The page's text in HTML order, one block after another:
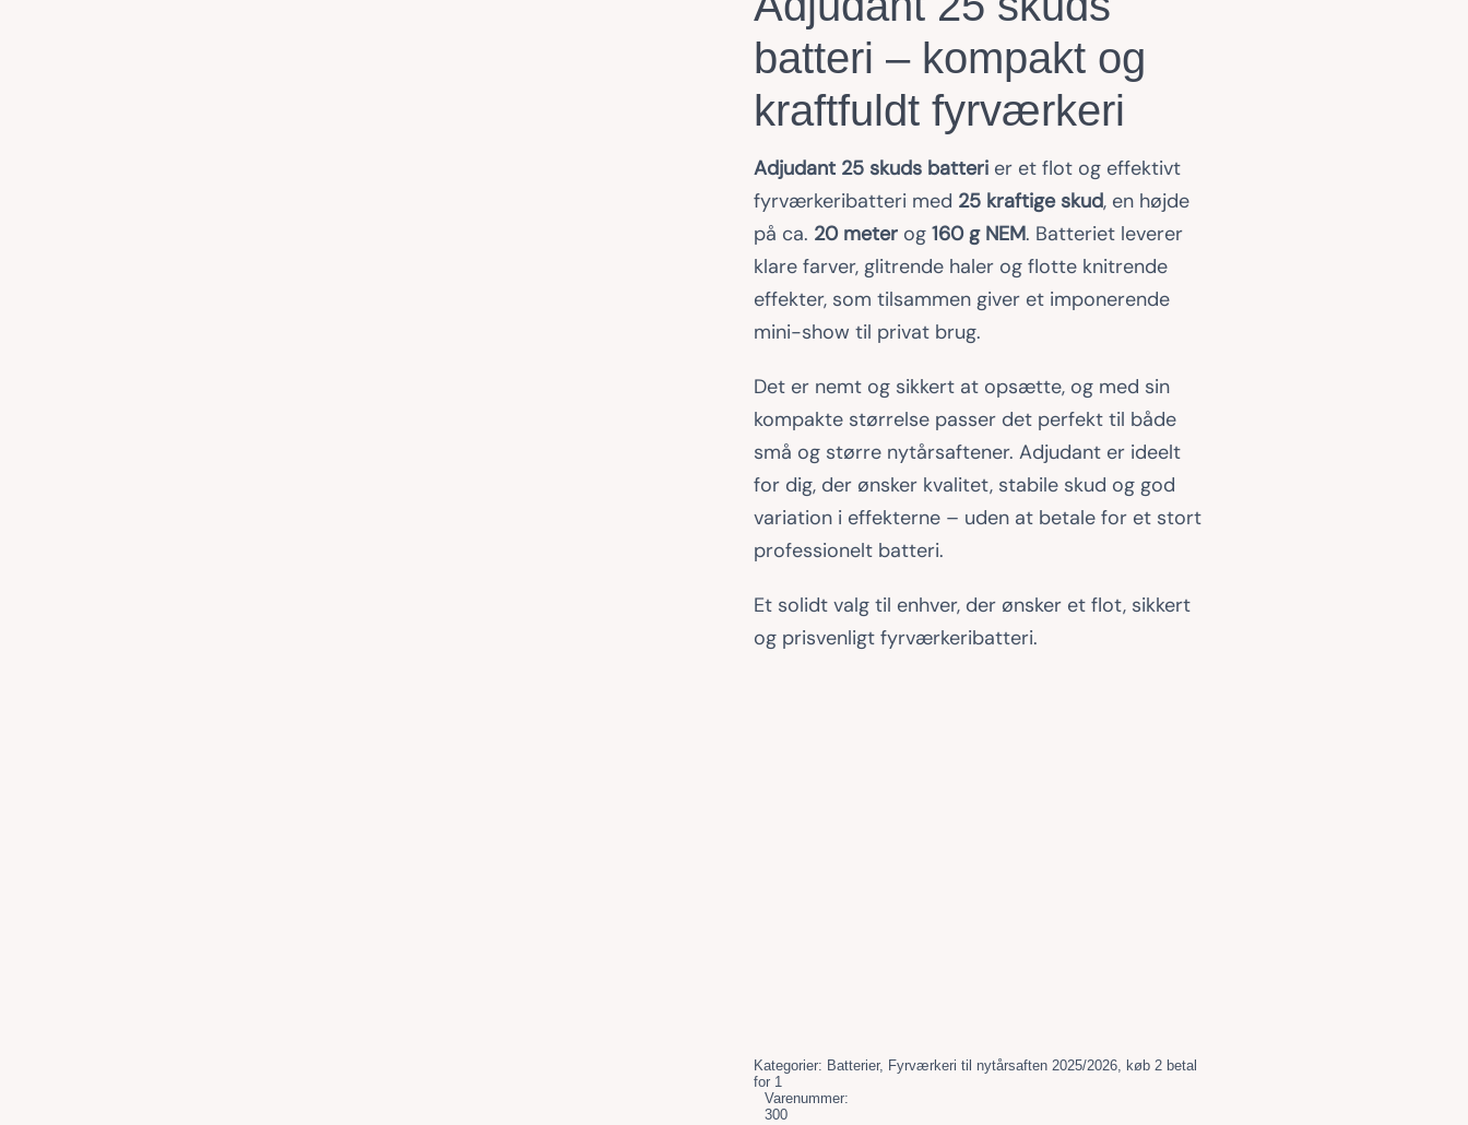
batteri – kompakt og
kraftfuldt fyrværkeri
Adjudant 25 skuds batterier et flot og effektivt
fyrværkeribatteri med 25 kraftige skud, en højde
på ca. 20 meterog 160 g NEM. Batteriet leverer
klare farver, glitrende haler og flotte knitrende
effekter, som tilsammen giver et imponerende
mini-show til privat brug.
Det er nemt og sikkert at opsætte, og med sin
kompakte størrelse passer det perfekt til både
små og større nytårsaftener. Adjudant er ideelt
for dig, der ønsker kvalitet, stabile skud og god
variation i effekterne – uden at betale for et stort
professionelt batteri.
Et solidt valg til enhver, der ønsker et flot, sikkert
og prisvenligt fyrværkeribatteri.
Kategorier: Batterier, Fyrværkeri til nytårsaften 2025/2026, køb 2 betal
for 1
Varenummer:
300